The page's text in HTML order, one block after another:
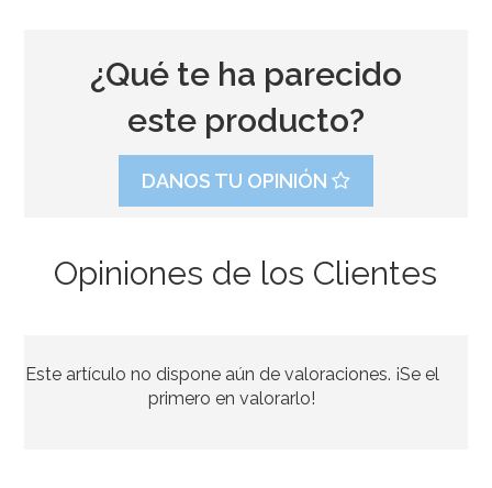
9,40€
¿Qué te ha parecido
este producto?
DANOS TU OPINIÓN
Opiniones de los Clientes
Este artículo no dispone aún de valoraciones. ¡Se el
primero en valorarlo!